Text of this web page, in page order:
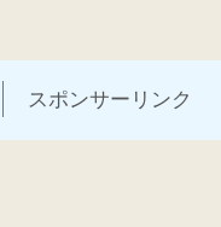
スポンサーリンク